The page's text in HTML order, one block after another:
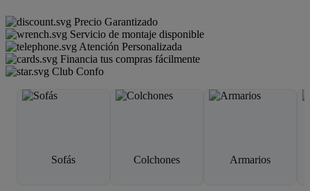
Precio Garantizado
Servicio de montaje disponible
Atención Personalizada
Financia tus compras fácilmente
Club Confo
Sofás Colchones Armarios